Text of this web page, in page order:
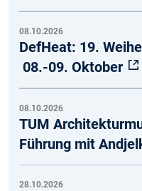
08.10.2026
DefHeat: 19.
08.-09. Oktober
08.10.2026
TUM
Führung mit
28.10.2026